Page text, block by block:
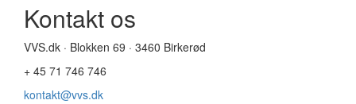
Kontakt os
VVS.dk · Blokken 69 · 3460 Birkerød
+ 45 71 746 746
kontakt@vvs.dk